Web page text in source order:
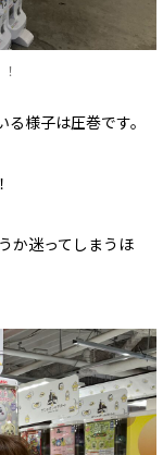
様子は圧巻です。
か迷ってしまうほ